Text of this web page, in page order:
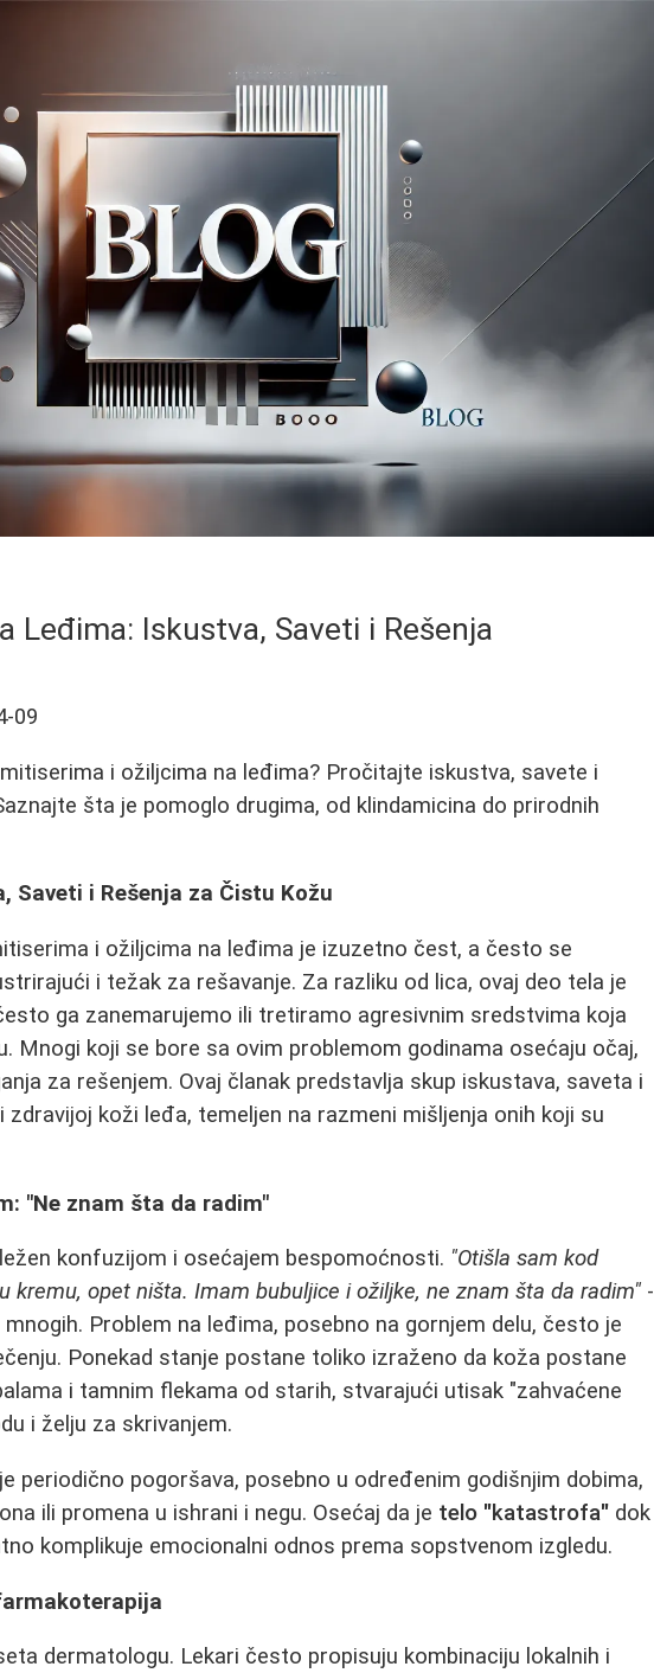
Leđima: Iskustva, Saveti i Rešenja
09
i ožiljcima na leđima? Pročitajte iskustva, savete i
šta je pomoglo drugima, od klindamicina do prirodnih
Saveti i Rešenja za Čistu Kožu
i ožiljcima na leđima je izuzetno čest, a često se
i težak za rešavanje. Za razliku od lica, ovaj deo tela je
ga zanemarujemo ili tretiramo agresivnim sredstvima koja
Mnogi koji se bore sa ovim problemom godinama osećaju očaj,
za rešenjem. Ovaj članak predstavlja skup iskustava, saveta i
koži leđa, temeljen na razmeni mišljenja onih koji su
"Ne znam šta da radim"
konfuzijom i osećajem bespomoćnosti. "Otišla sam kod
kremu, opet ništa. Imam bubuljice i ožiljke, ne znam šta da radim" -
Problem na leđima, posebno na gornjem delu, često je
Ponekad stanje postane toliko izraženo da koža postane
i tamnim flekama od starih, stvarajući utisak "zahvaćene
i želju za skrivanjem.
periodično pogoršava, posebno u određenim godišnjim dobima,
ili promena u ishrani i negu. Osećaj da je telo "katastrofa" dok
komplikuje emocionalni odnos prema sopstvenom izgledu.
dermatologu. Lekari često propisuju kombinaciju lokalnih i